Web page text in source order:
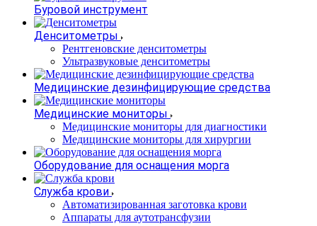
Буровой инструмент
Денситометры
Рентгеновские денситометры
Ультразвуковые денситометры
Медицинские дезинфицирующие средства
Медицинские мониторы
Медицинские мониторы для диагностики
Медицинские мониторы для хирургии
Оборудование для оснащения морга
Служба крови
Автоматизированная заготовка крови
Аппараты для аутотрансфузии